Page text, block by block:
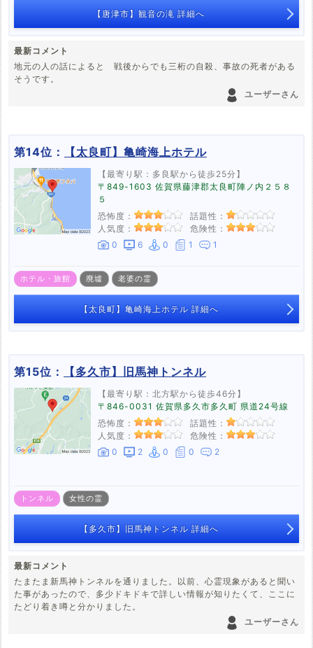
【唐津市】観音の滝 詳細へ
最新コメント
地元の人の話によると 戦後からでも三桁の自殺、事故の死者がある
そうです。
ユーザーさん
第14位： 【太良町】亀崎海上ホテル
【最寄り駅：多良駅から徒歩25分】
〒849-1603 佐賀県藤津郡太良町陣ノ内２５８
５
恐怖度：
話題性：
人気度：
危険性：
0
6 0 1 1
ホテル・旅館 廃墟 老婆の霊
【太良町】亀崎海上ホテル 詳細へ
第15位： 【多久市】旧馬神トンネル
【最寄り駅：北方駅から徒歩46分】
〒846-0031 佐賀県多久市多久町 県道24号線
恐怖度：
話題性：
人気度：
危険性：
0
2 0 0 2
トンネル 女性の霊
【多久市】旧馬神トンネル 詳細へ
最新コメント
たまたま新馬神トンネルを通りました。以前、心霊現象があると聞い
た事があったので、多少ドキドキで詳しい情報が知りたくて、ここに
たどり着き噂と分かりました。
ユーザーさん